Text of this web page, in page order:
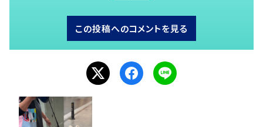
この投稿へのコメントを見る